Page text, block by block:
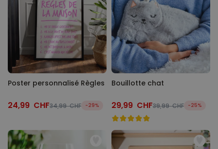
Poster personnalisé Règles
24,99 CHF34,99 CHF -29%
Bouillotte chat
29,99 CHF39,99 CHF -25%